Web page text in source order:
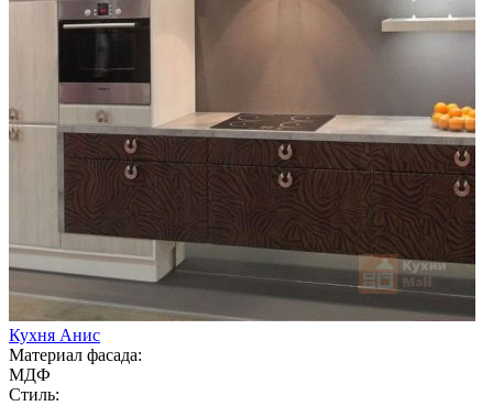
Кухня Анис
Материал фасада:
МДФ
Стиль: